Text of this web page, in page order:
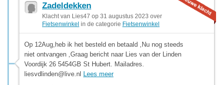
Zadeldekken
Klacht van Lies47 op 31 augustus 2023 over
Fietsenwinkel in de categorie Fietsenwinkel
Op 12Aug,heb ik het besteld en betaald ,Nu nog steeds
niet ontvangen ,Graag bericht naar Lies van der Linden
Voordijk 26 5454GB St Hubert. Mailadres.
liesvdlinden@live.nl Lees meer